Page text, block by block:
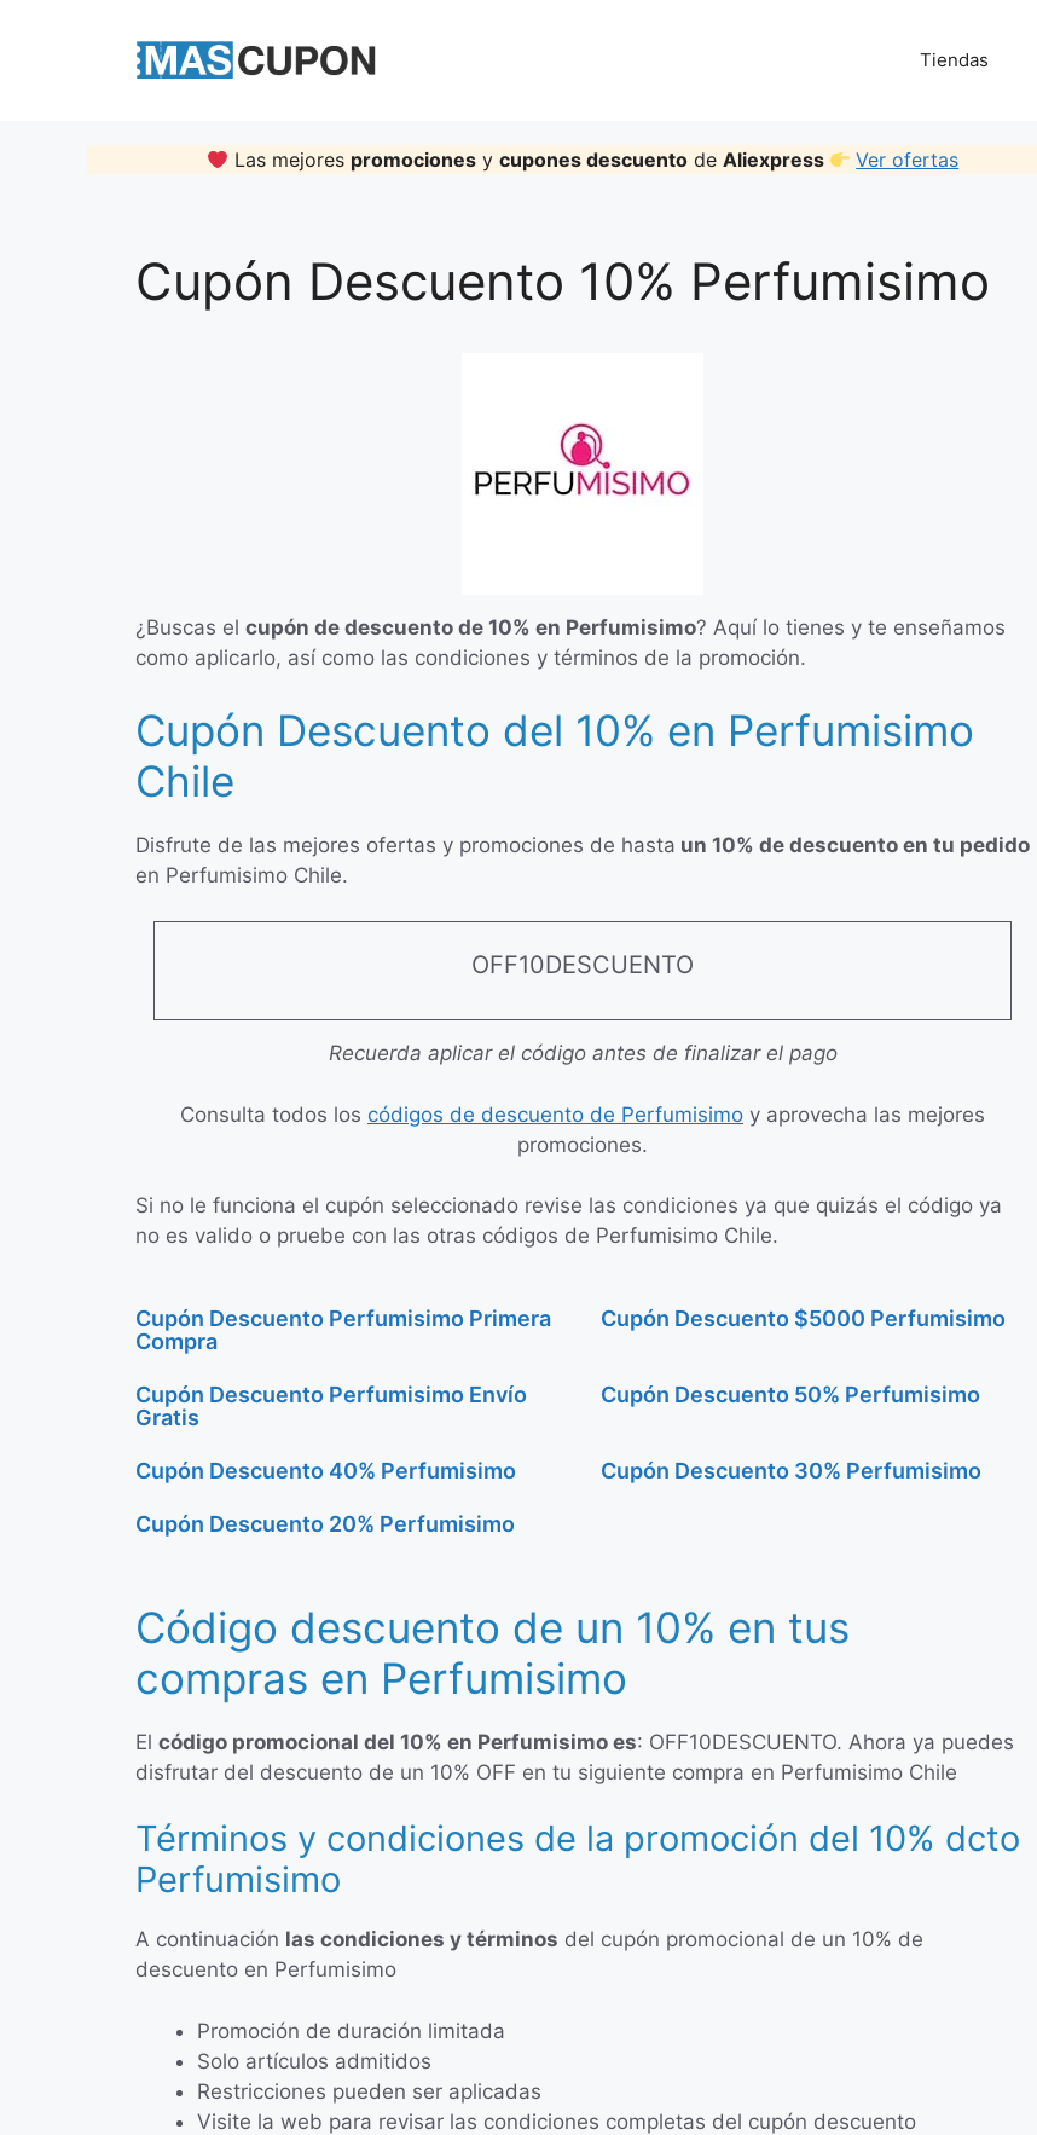
Tiendas
Las mejores promociones y cupones descuento de Aliexpress Ver ofertas
Cupón Descuento 10% Perfumisimo
¿Buscas el cupón de descuento de 10% en Perfumisimo? Aquí lo tienes y te enseñamos
como aplicarlo, así como las condiciones y términos de la promoción.
Cupón Descuento del 10% en Perfumisimo
Chile
Disfrute de las mejores ofertas y promociones de hasta un 10% de descuento en tu pedido
en Perfumisimo Chile.
OFF10DESCUENTO
Recuerda aplicar el código antes de finalizar el pago
Consulta todos los códigos de descuento de Perfumisimo y aprovecha las mejores
promociones.
Si no le funciona el cupón seleccionado revise las condiciones ya que quizás el código ya
no es valido o pruebe con las otras códigos de Perfumisimo Chile.
Cupón Descuento Perfumisimo Primera
Compra
Cupón Descuento $5000 Perfumisimo
Cupón Descuento Perfumisimo Envío
Gratis
Cupón Descuento 50% Perfumisimo
Cupón Descuento 40% Perfumisimo Cupón Descuento 30% Perfumisimo
Cupón Descuento 20% Perfumisimo
Código descuento de un 10% en tus
compras en Perfumisimo
El código promocional del 10% en Perfumisimo es: OFF10DESCUENTO. Ahora ya puedes
disfrutar del descuento de un 10% OFF en tu siguiente compra en Perfumisimo Chile
Términos y condiciones de la promoción del 10% dcto
Perfumisimo
A continuación las condiciones y términos del cupón promocional de un 10% de
descuento en Perfumisimo
Promoción de duración limitada
Solo artículos admitidos
Restricciones pueden ser aplicadas
Visite la web para revisar las condiciones completas del cupón descuento